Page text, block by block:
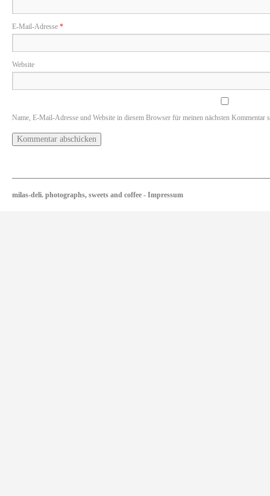
E-Mail-Adresse *
Website
Name, E-Mail-Adresse und Website in diesem Browser für meinen nächsten Kommentar
milas-deli. photographs, sweets and coffee - Impressum